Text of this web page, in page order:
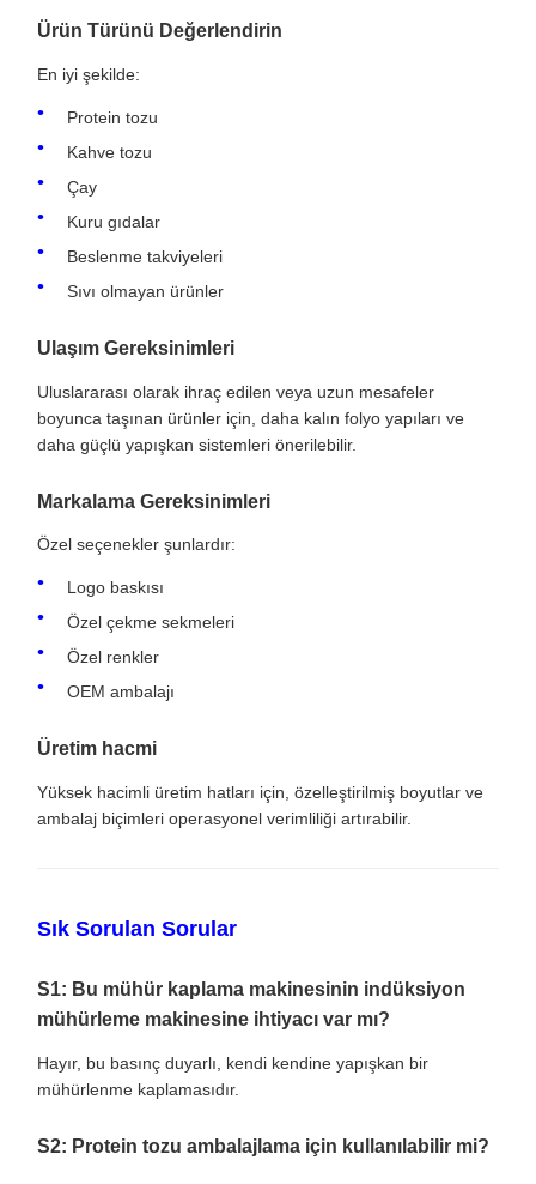
Ürün Türünü Değerlendirin
En iyi şekilde:
Protein tozu
Kahve tozu
Çay
Kuru gıdalar
Beslenme takviyeleri
Sıvı olmayan ürünler
Ulaşım Gereksinimleri
Uluslararası olarak ihraç edilen veya uzun mesafeler
boyunca taşınan ürünler için, daha kalın folyo yapıları ve
daha güçlü yapışkan sistemleri önerilebilir.
Markalama Gereksinimleri
Özel seçenekler şunlardır:
Logo baskısı
Özel çekme sekmeleri
Özel renkler
OEM ambalajı
Üretim hacmi
Yüksek hacimli üretim hatları için, özelleştirilmiş boyutlar ve
ambalaj biçimleri operasyonel verimliliği artırabilir.
Sık Sorulan Sorular
S1: Bu mühür kaplama makinesinin indüksiyon
mühürleme makinesine ihtiyacı var mı?
Hayır, bu basınç duyarlı, kendi kendine yapışkan bir
mühürlenme kaplamasıdır.
S2: Protein tozu ambalajlama için kullanılabilir mi?